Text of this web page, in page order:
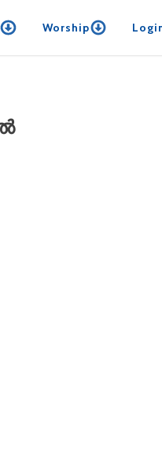
Worship